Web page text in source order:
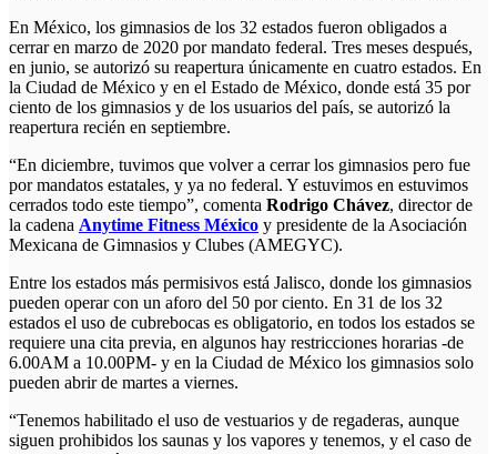
En México, los gimnasios de los 32 estados fueron obligados a
cerrar en marzo de 2020 por mandato federal. Tres meses después,
en junio, se autorizó su reapertura únicamente en cuatro estados. En
la Ciudad de México y en el Estado de México, donde está 35 por
ciento de los gimnasios y de los usuarios del país, se autorizó la
reapertura recién en septiembre.
“En diciembre, tuvimos que volver a cerrar los gimnasios pero fue
por mandatos estatales, y ya no federal. Y estuvimos en estuvimos
cerrados todo este tiempo”, comenta Rodrigo Chávez, director de
la cadena Anytime Fitness México y presidente de la Asociación
Mexicana de Gimnasios y Clubes (AMEGYC).
Entre los estados más permisivos está Jalisco, donde los gimnasios
pueden operar con un aforo del 50 por ciento. En 31 de los 32
estados el uso de cubrebocas es obligatorio, en todos los estados se
requiere una cita previa, en algunos hay restricciones horarias -de
6.00AM a 10.00PM- y en la Ciudad de México los gimnasios solo
pueden abrir de martes a viernes.
“Tenemos habilitado el uso de vestuarios y de regaderas, aunque
siguen prohibidos los saunas y los vapores y tenemos, y el caso de